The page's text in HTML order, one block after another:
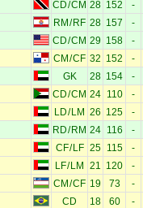
CD/CM 28 152 -
RM / RF 28 157 -
CD/CM 29 158 -
CM /CF 32 152 -
GK 28 154 -
CD/CM 24 110 -
LD/ LM 26 125 -
RD/ RM 24 116 -
CF/LF 25 115 -
LF/ LM 21 120 -
CM /CF 19 73 -
CD 18 60 -